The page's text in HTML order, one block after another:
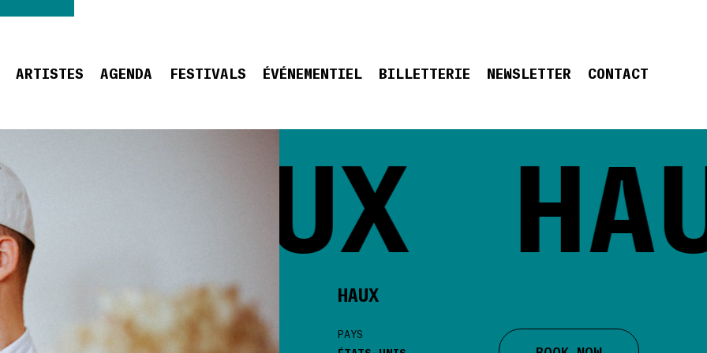
ARTISTES AGENDA FESTIVALS ÉVÉNEMENTIEL BILLETTERIE NEWSLETTER CONTACT
HAUX
HAUX
PAYS